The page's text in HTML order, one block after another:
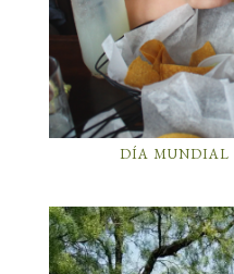
DÍA MUNDIAL